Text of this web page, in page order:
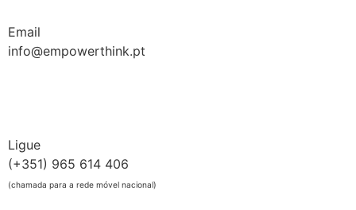
Email
info@empowerthink.pt
Ligue
(+351) 965 614 406
(chamada para a rede móvel nacional)